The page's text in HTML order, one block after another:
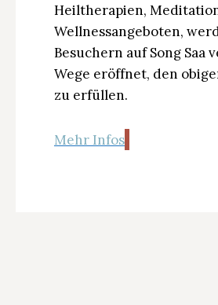
Heiltherapien,
Wellnessangeboten,
Besuchern auf Song Saa
Wege eröffnet, den
zu erfüllen.
Mehr Infos